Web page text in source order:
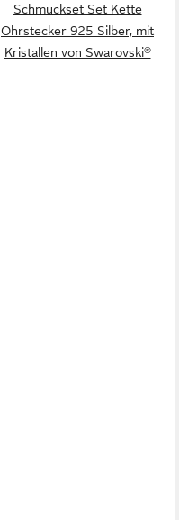
Schmuckset Set Kette
Ohrstecker 925 Silber, mit
Kristallen von Swarovski®